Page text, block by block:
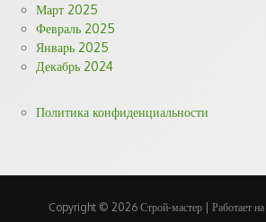
Март 2025
Февраль 2025
Январь 2025
Декабрь 2024
Политика конфиденциальности
Copyright © 2026 Строй-мастер | Работает на